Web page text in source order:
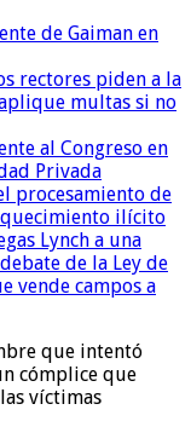
de Gaiman en
rectores piden a la
multas si no
al Congreso en
Privada
procesamiento de
ilícito
Lynch a una
de la Ley de
vende campos a
que intentó
cómplice que
víctimas